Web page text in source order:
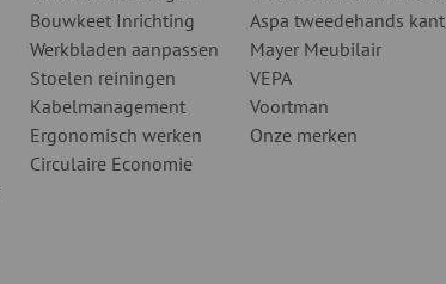
Bouwkeet Inrichting
Werkbladen aanpassen
Stoelen reiningen
Kabelmanagement
Ergonomisch werken
Circulaire Economie
Aspa tweedehands
Mayer Meubilair
VEPA
Voortman
Onze merken